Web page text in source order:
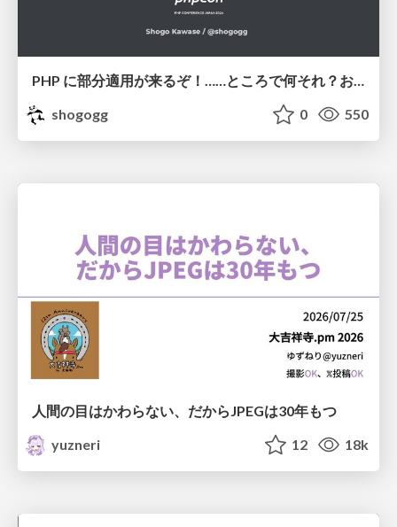
PHP に部分適用が来るぞ！……ところで何それ？おいしいの？ #phpcon / phpcon-2026
shogogg
0 550
人間の目はかわらない、だからJPEGは30年もつ
yuzneri
12 18k